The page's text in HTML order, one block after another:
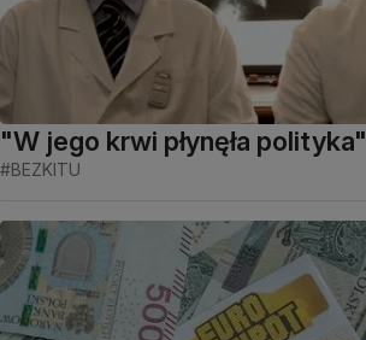
"W jego krwi płynęła polityka"
#BEZKITU